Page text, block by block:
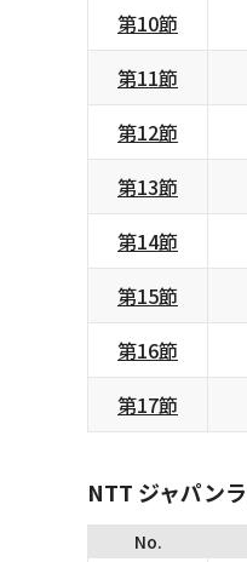
第10節
第11節
第12節
第13節
第14節
第15節
第16節
第17節
NTT ジャパン
No.